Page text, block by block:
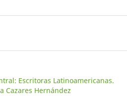
Escritoras Latinoamericanas.
Cazares Hernández